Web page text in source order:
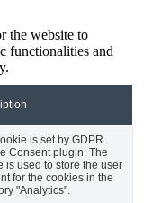
the website to
functionalities and
is set by GDPR
Consent plugin. The
is used to store the user
for the cookies in the
"Analytics".